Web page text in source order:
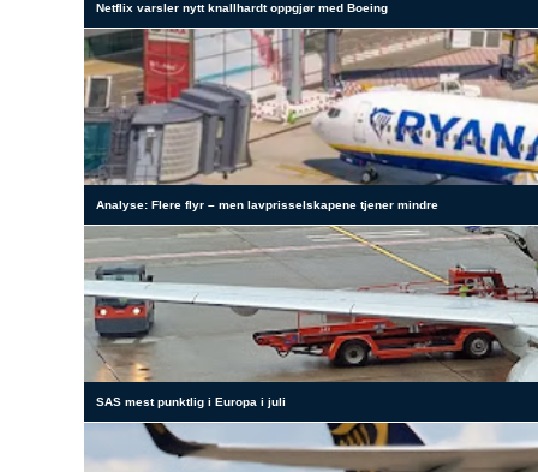
Netflix varsler nytt knallhardt oppgjør med Boeing
Analyse: Flere flyr – men lavprisselskapene tjener mindre
SAS mest punktlig i Europa i juli